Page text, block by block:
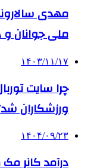
مهدی
ملی جوانان و
۱۴۰۳/۱۱/۱۷
چرا سایت
ورزشکاران
۱۴۰۴/۰۹/۲۳
درآمد کانر